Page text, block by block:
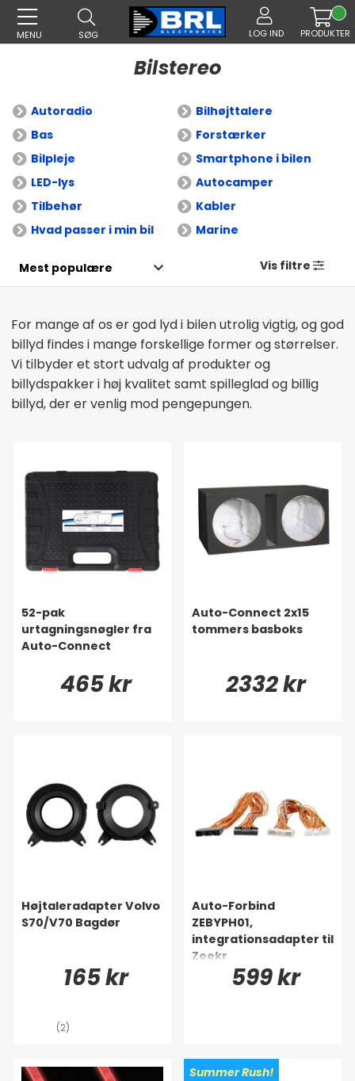
MENU SØG LOG IND PRODUKTER
Bilstereo
Autoradio
Bilhøjttalere
Bas
Forstærker
Bilpleje
Smartphone i bilen
LED-lys
Autocamper
Tilbehør
Kabler
Hvad passer i min bil
Marine
For mange af os er god lyd i bilen utrolig vigtig, og god
billyd findes i mange forskellige former og størrelser.
Vi tilbyder et stort udvalg af produkter og
billydspakker i høj kvalitet samt spilleglad og billig
billyd, der er venlig mod pengepungen.
Vis filtre
52-pak
urtagningsnøgler fra
Auto-Connect
465 kr
Auto-Connect 2x15
tommers basboks
2332 kr
Højtaleradapter Volvo
S70/V70 Bagdør
165 kr
(2)
Auto-Forbind
ZEBYPH01,
integrationsadapter til
Zeekr
599 kr
Summer Rush!